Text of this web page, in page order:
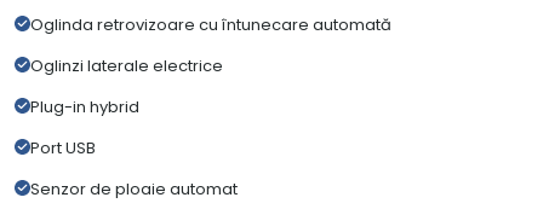
Oglinda retrovizoare cu întunecare automată
Oglinzi laterale electrice
Plug-in hybrid
Port USB
Senzor de ploaie automat